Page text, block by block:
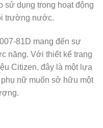
sử dụng trong hoạt động
trường nước.
81D mang đến sự
năng. Với thiết kế trang
Citizen, đây là một lựa
nữ muốn sở hữu một